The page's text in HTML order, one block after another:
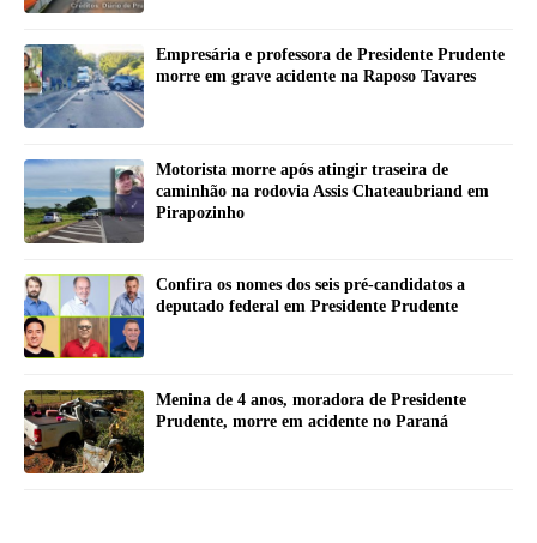
Empresária e professora de Presidente Prudente
morre em grave acidente na Raposo Tavares
Motorista morre após atingir traseira de
caminhão na rodovia Assis Chateaubriand em
Pirapozinho
Confira os nomes dos seis pré-candidatos a
deputado federal em Presidente Prudente
Menina de 4 anos, moradora de Presidente
Prudente, morre em acidente no Paraná